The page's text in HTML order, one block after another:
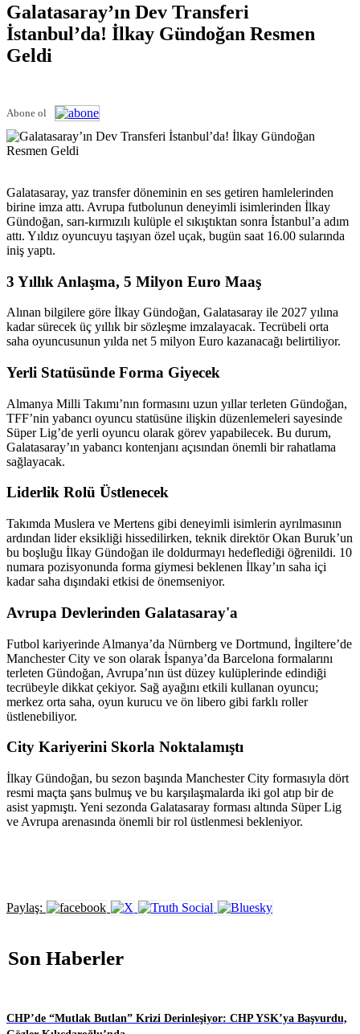
Galatasaray’ın Dev Transferi
İstanbul’da! İlkay Gündoğan Resmen
Geldi
Abone ol
Galatasaray, yaz transfer döneminin en ses getiren hamlelerinden
birine imza attı. Avrupa futbolunun deneyimli isimlerinden İlkay
Gündoğan, sarı-kırmızılı kulüple el sıkıştıktan sonra İstanbul’a adım
attı. Yıldız oyuncuyu taşıyan özel uçak, bugün saat 16.00 sularında
iniş yaptı.
3 Yıllık Anlaşma, 5 Milyon Euro Maaş
Alınan bilgilere göre İlkay Gündoğan, Galatasaray ile 2027 yılına
kadar sürecek üç yıllık bir sözleşme imzalayacak. Tecrübeli orta
saha oyuncusunun yılda net 5 milyon Euro kazanacağı belirtiliyor.
Yerli Statüsünde Forma Giyecek
Almanya Milli Takımı’nın formasını uzun yıllar terleten Gündoğan,
TFF’nin yabancı oyuncu statüsüne ilişkin düzenlemeleri sayesinde
Süper Lig’de yerli oyuncu olarak görev yapabilecek. Bu durum,
Galatasaray’ın yabancı kontenjanı açısından önemli bir rahatlama
sağlayacak.
Liderlik Rolü Üstlenecek
Takımda Muslera ve Mertens gibi deneyimli isimlerin ayrılmasının
ardından lider eksikliği hissedilirken, teknik direktör Okan Buruk’un
bu boşluğu İlkay Gündoğan ile doldurmayı hedeflediği öğrenildi. 10
numara pozisyonunda forma giymesi beklenen İlkay’ın saha içi
kadar saha dışındaki etkisi de önemseniyor.
Avrupa Devlerinden Galatasaray'a
Futbol kariyerinde Almanya’da Nürnberg ve Dortmund, İngiltere’de
Manchester City ve son olarak İspanya’da Barcelona formalarını
terleten Gündoğan, Avrupa’nın üst düzey kulüplerinde edindiği
tecrübeyle dikkat çekiyor. Sağ ayağını etkili kullanan oyuncu;
merkez orta saha, oyun kurucu ve ön libero gibi farklı roller
üstlenebiliyor.
City Kariyerini Skorla Noktalamıştı
İlkay Gündoğan, bu sezon başında Manchester City formasıyla dört
resmi maçta şans bulmuş ve bu karşılaşmalarda iki gol atıp bir de
asist yapmıştı. Yeni sezonda Galatasaray forması altında Süper Lig
ve Avrupa arenasında önemli bir rol üstlenmesi bekleniyor.
Paylaş:
Son Haberler
CHP’de “Mutlak Butlan” Krizi Derinleşiyor: CHP YSK’ya Başvurdu,